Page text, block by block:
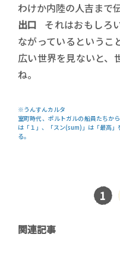
わけか内陸の人吉まで
出口 それはおもしろ
ながっているというこ
広い世界を見ないと、
ね。
※うんすんカルタ
室町時代、ポルトガルの船員たちか
は「１」、「スン(sum)」は「最高
る。
1
関連記事